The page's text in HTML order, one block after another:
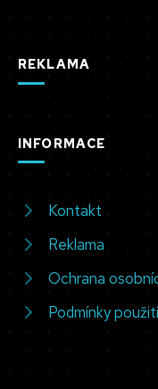
REKLAMA
INFORMACE
Kontakt
Reklama
Ochrana
Podmínky použití